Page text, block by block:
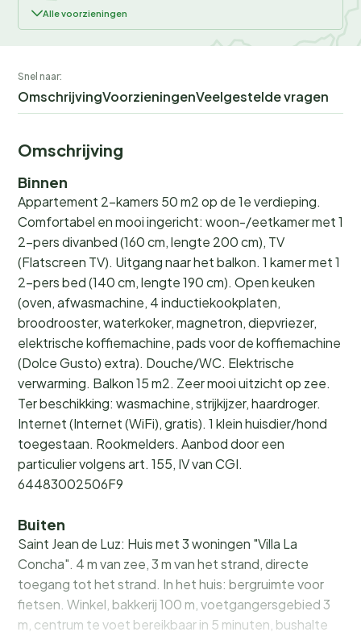
Alle voorzieningen
Snel naar:
OmschrijvingVoorzieningenVeelgestelde vragen
Omschrijving
Binnen
Appartement 2-kamers 50 m2 op de 1e verdieping.
Comfortabel en mooi ingericht: woon-/eetkamer met 1
2-pers divanbed (160 cm, lengte 200 cm), TV
(Flatscreen TV). Uitgang naar het balkon. 1 kamer met 1
2-pers bed (140 cm, lengte 190 cm). Open keuken
(oven, afwasmachine, 4 inductiekookplaten,
broodrooster, waterkoker, magnetron, diepvriezer,
elektrische koffiemachine, pads voor de koffiemachine
(Dolce Gusto) extra). Douche/WC. Elektrische
verwarming. Balkon 15 m2. Zeer mooi uitzicht op zee.
Ter beschikking: wasmachine, strijkijzer, haardroger.
Internet (Internet (WiFi), gratis). 1 klein huisdier/hond
toegestaan. Rookmelders. Aanbod door een
particulier volgens art. 155, IV van CGI.
64483002506F9
Buiten
Saint Jean de Luz: Huis met 3 woningen "Villa La
Concha". 4 m van zee, 3 m van het strand, directe
toegang tot het strand. In het huis: bergruimte voor
fietsen. Winkel, bakkerij 100 m, voetgangersgebied 3
m, centrum te voet bereikbaar in 5 minuten, bushalte